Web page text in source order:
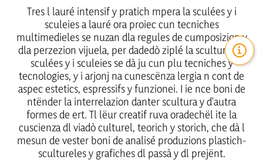
Tres l lauré intensif y pratich mpera la sculées y i
sculeies a lauré ora proiec cun tecniches
multimedieles se nuzan dla regules de cumposizion y
dla perzezion vijuela, per dadedò ziplé la scultura. La
sculées y i sculeies se dà ju cun plu tecniches y
tecnologies, y i arjonj na cunescënza lergia n cont de
aspec estetics, espressifs y funzionei. I ie nce boni de
ntënder la interrelazion danter scultura y d'autra
formes de ert. Tl lëur creatif ruva oradechël ite la
cuscienza dl viadò culturel, teorich y storich, che dà l
mesun de vester boni de analisé produzions plastich-
scultureles y grafiches dl passà y dl prejënt.